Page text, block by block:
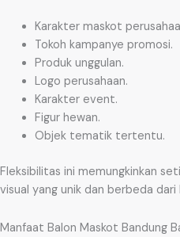
Karakter maskot
Tokoh kampanye promosi.
Produk unggulan.
Logo perusahaan.
Karakter event.
Figur hewan.
Objek tematik tertentu.
Fleksibilitas ini memungkinkan
visual yang unik dan berbeda
Manfaat Balon Maskot Bandung